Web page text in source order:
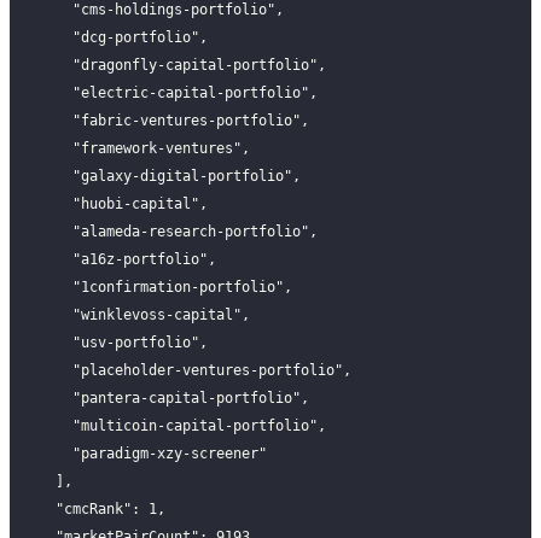
    "cms-holdings-portfolio",
    "dcg-portfolio",
    "dragonfly-capital-portfolio",
    "electric-capital-portfolio",
    "fabric-ventures-portfolio",
    "framework-ventures",
    "galaxy-digital-portfolio",
    "huobi-capital",
    "alameda-research-portfolio",
    "a16z-portfolio",
    "1confirmation-portfolio",
    "winklevoss-capital",
    "usv-portfolio",
    "placeholder-ventures-portfolio",
    "pantera-capital-portfolio",
    "multicoin-capital-portfolio",
    "paradigm-xzy-screener"
  ],
  "cmcRank": 1,